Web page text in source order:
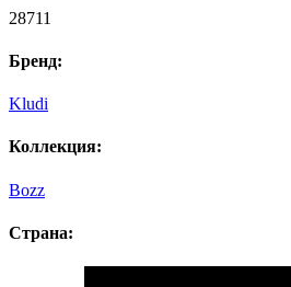
28711
Бренд:
Kludi
Коллекция:
Bozz
Страна: